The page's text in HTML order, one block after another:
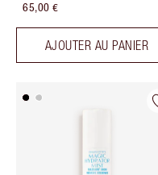
65,00 €
AJOUTER AU PANIER